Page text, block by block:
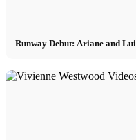
Runway Debut: Ariane and